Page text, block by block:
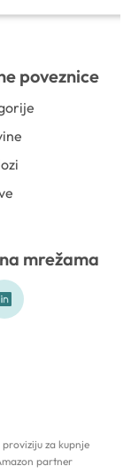
poveznice
mrežama
za kupnje
partner